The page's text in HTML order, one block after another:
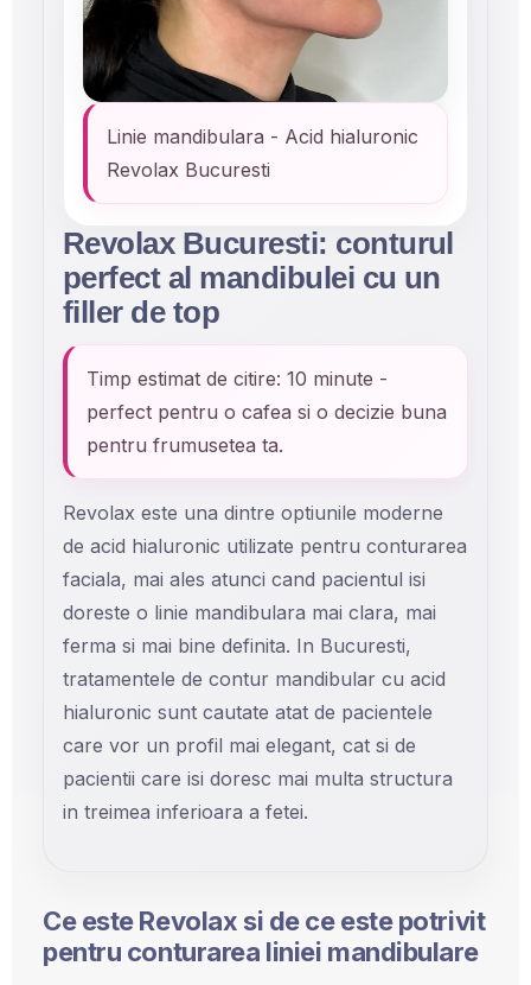
Linie mandibulara - Acid hialuronic
Revolax Bucuresti
Revolax Bucuresti: conturul
perfect al mandibulei cu un
filler de top
Timp estimat de citire: 10 minute -
perfect pentru o cafea si o decizie buna
pentru frumusetea ta.
Revolax este una dintre optiunile moderne
de acid hialuronic utilizate pentru conturarea
faciala, mai ales atunci cand pacientul isi
doreste o linie mandibulara mai clara, mai
ferma si mai bine definita. In Bucuresti,
tratamentele de contur mandibular cu acid
hialuronic sunt cautate atat de pacientele
care vor un profil mai elegant, cat si de
pacientii care isi doresc mai multa structura
in treimea inferioara a fetei.
Ce este Revolax si de ce este potrivit
pentru conturarea liniei mandibulare